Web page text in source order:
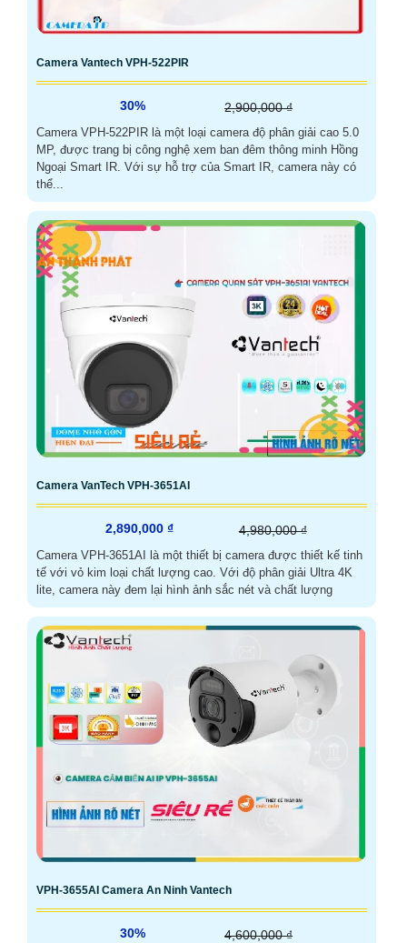
Camera Vantech VPH-522PIR
30% 2,900,000 ₫
Camera VPH-522PIR là một loại camera độ phân giải cao 5.0
MP, được trang bị công nghệ xem ban đêm thông minh Hồng
Ngoại Smart IR. Với sự hỗ trợ của Smart IR, camera này có
thể...
Camera VanTech VPH-3651AI
2,890,000 ₫ 4,980,000 ₫
Camera VPH-3651AI là một thiết bị camera được thiết kế tinh
tế với vỏ kim loại chất lượng cao. Với độ phân giải Ultra 4K
lite, camera này đem lại hình ảnh sắc nét và chất lượng
VPH-3655AI Camera An Ninh Vantech
30% 4,600,000 ₫